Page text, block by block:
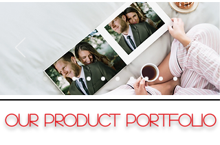
OUR PRODUCT PORTFOLIO